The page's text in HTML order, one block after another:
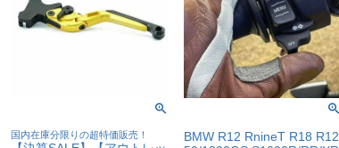
国内在庫分限りの超特価販売！
BMW R12 RnineT R18 R12